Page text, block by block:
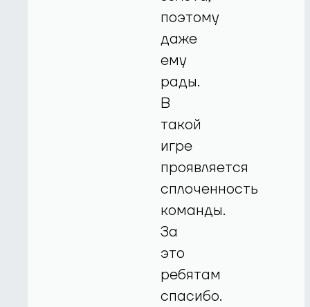
поэтому
даже
ему
рады.
В
такой
игре
проявляется
сплоченность
команды.
За
это
ребятам
спасибо.